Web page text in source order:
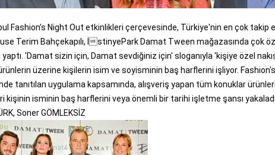
Fashion's Night Out etkinlikleri çerçevesinde, Türkiye'nin en çok takip
Terim Bahçekapılı, İstinyePark Damat Tween mağazasında çok
'Damat sizin için, Damat sevdiğiniz için' sloganıyla 'kişiye özel
üzerine kişilerin isim ve soyisminin baş harflerini işliyor.
tanıtılan uygulama kapsamında, alışveriş yapan tüm konuklar
kişinin isminin baş harflerini veya önemli bir tarihi işletme şansı yakaladı.
Soner GÖMLEKSİZ